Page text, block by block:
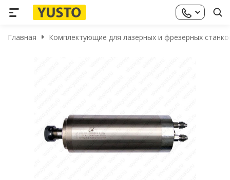
Главная Комплектующие для лазерных и фрезерных